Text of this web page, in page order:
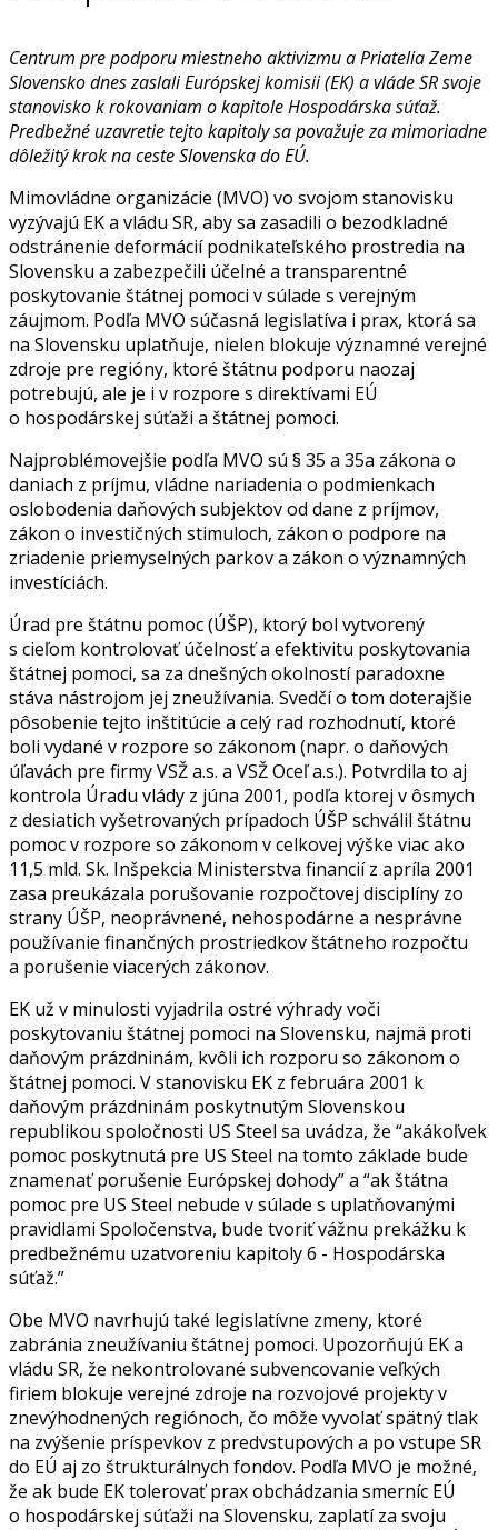
Centrum pre podporu miestneho aktivizmu a Priatelia Zeme
Slovensko dnes zaslali Európskej komisii (EK) a vláde SR svoje
stanovisko k rokovaniam o kapitole Hospodárska súťaž.
Predbežné uzavretie tejto kapitoly sa považuje za mimoriadne
dôležitý krok na ceste Slovenska do EÚ.
Mimovládne organizácie (MVO) vo svojom stanovisku
vyzývajú EK a vládu SR, aby sa zasadili o bezodkladné
odstránenie deformácií podnikateľského prostredia na
Slovensku a zabezpečili účelné a transparentné
poskytovanie štátnej pomoci v súlade s verejným
záujmom. Podľa MVO súčasná legislatíva i prax, ktorá sa
na Slovensku uplatňuje, nielen blokuje významné verejné
zdroje pre regióny, ktoré štátnu podporu naozaj
potrebujú, ale je i v rozpore s direktívami EÚ
o hospodárskej súťaži a štátnej pomoci.
Najproblémovejšie podľa MVO sú § 35 a 35a zákona o
daniach z príjmu, vládne nariadenia o podmienkach
oslobodenia daňových subjektov od dane z príjmov,
zákon o investičných stimuloch, zákon o podpore na
zriadenie priemyselných parkov a zákon o významných
investíciách.
Úrad pre štátnu pomoc (ÚŠP), ktorý bol vytvorený
s cieľom kontrolovať účelnosť a efektivitu poskytovania
štátnej pomoci, sa za dnešných okolností paradoxne
stáva nástrojom jej zneužívania. Svedčí o tom doterajšie
pôsobenie tejto inštitúcie a celý rad rozhodnutí, ktoré
boli vydané v rozpore so zákonom (napr. o daňových
úľavách pre firmy VSŽ a.s. a VSŽ Oceľ a.s.). Potvrdila to aj
kontrola Úradu vlády z júna 2001, podľa ktorej v ôsmych
z desiatich vyšetrovaných prípadoch ÚŠP schválil štátnu
pomoc v rozpore so zákonom v celkovej výške viac ako
11,5 mld. Sk. Inšpekcia Ministerstva financií z apríla 2001
zasa preukázala porušovanie rozpočtovej disciplíny zo
strany ÚŠP, neoprávnené, nehospodárne a nesprávne
používanie finančných prostriedkov štátneho rozpočtu
a porušenie viacerých zákonov.
EK už v minulosti vyjadrila ostré výhrady voči
poskytovaniu štátnej pomoci na Slovensku, najmä proti
daňovým prázdninám, kvôli ich rozporu so zákonom o
štátnej pomoci. V stanovisku EK z februára 2001 k
daňovým prázdninám poskytnutým Slovenskou
republikou spoločnosti US Steel sa uvádza, že “akákoľvek
pomoc poskytnutá pre US Steel na tomto základe bude
znamenať porušenie Európskej dohody” a “ak štátna
pomoc pre US Steel nebude v súlade s uplatňovanými
pravidlami Spoločenstva, bude tvoriť vážnu prekážku k
predbežnému uzatvoreniu kapitoly 6 - Hospodárska
súťaž.”
Obe MVO navrhujú také legislatívne zmeny, ktoré
zabránia zneužívaniu štátnej pomoci. Upozorňujú EK a
vládu SR, že nekontrolované subvencovanie veľkých
firiem blokuje verejné zdroje na rozvojové projekty v
znevýhodnených regiónoch, čo môže vyvolať spätný tlak
na zvýšenie príspevkov z predvstupových a po vstupe SR
do EÚ aj zo štrukturálnych fondov. Podľa MVO je možné,
že ak bude EK tolerovať prax obchádzania smerníc EÚ
o hospodárskej súťaži na Slovensku, zaplatí za svoju